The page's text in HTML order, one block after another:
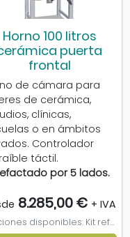
Horno 100 litros
puerta
frontal
de cámara para
de cerámica,
clínicas,
o en ámbitos
Controlador
táctil.
por 5 lados.
8.285,00 € + IVA
Opciones disponibles: Kit refractario para horno de 100l, Soporte de altura especial, Soporte con ruedas para horno, Horno 100 litros - 5 puntos calefactados